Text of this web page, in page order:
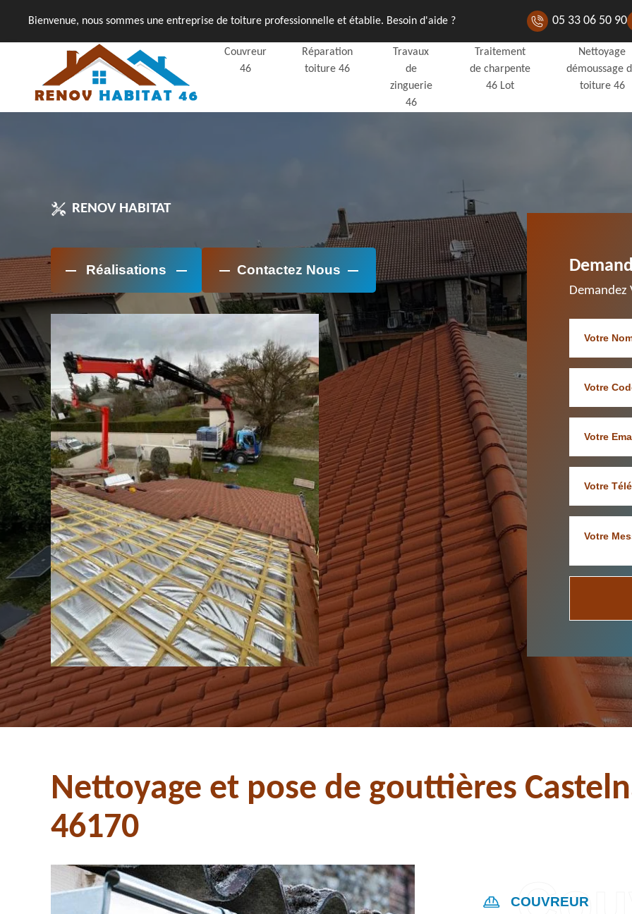
Bienvenue, nous sommes une entreprise de toiture professionnelle et établie. Besoin d'aide ? 05 33 06 50 90
Couvreur
46
Réparation
toiture 46
Travaux
de
zinguerie
46
Traitement
de charpente
46 Lot
Nettoyage
démoussage
toiture 46
RENOV HABITAT
Réalisations Contactez Nous
Demandez
Nettoyage et pose de gouttières
46170
COUVREUR